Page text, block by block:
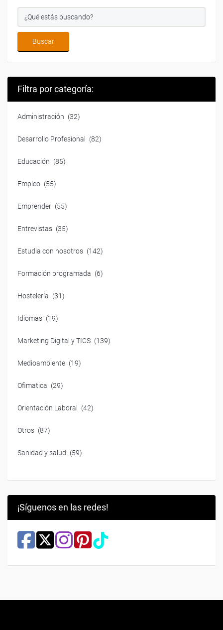
Filtra por categoría:
Administración (32)
Desarrollo Profesional (82)
Educación (85)
Empleo (55)
Emprender (55)
Entrevistas (35)
Estudia con nosotros (142)
Formación programada (6)
Hostelería (31)
Idiomas (19)
Marketing Digital y TICS (139)
Medioambiente (19)
Ofimatica (29)
Orientación Laboral (42)
Otros (87)
Sanidad y salud (59)
¡Síguenos en las redes!